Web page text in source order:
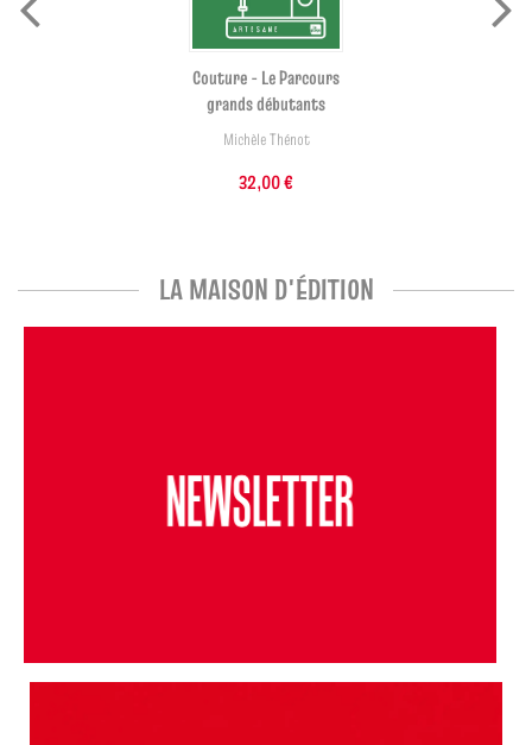
Couture - Le Parcours
grands débutants
Michèle Thénot
32,00 €
LA MAISON D'ÉDITION